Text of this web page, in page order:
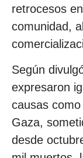
retrocesos
comunidad,
Según
expresaron
causas
Gaza,
desde